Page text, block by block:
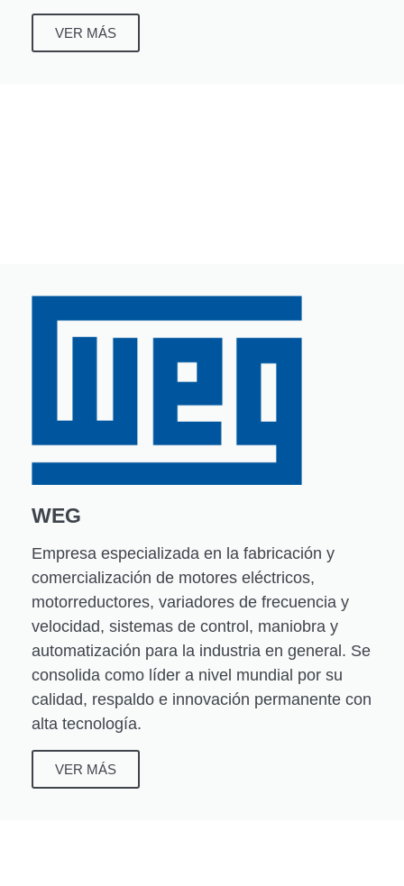
VER MÁS
WEG
Empresa especializada en la fabricación y
comercialización de motores eléctricos,
motorreductores, variadores de frecuencia y
velocidad, sistemas de control, maniobra y
automatización para la industria en general. Se
consolida como líder a nivel mundial por su
calidad, respaldo e innovación permanente con
alta tecnología.
VER MÁS